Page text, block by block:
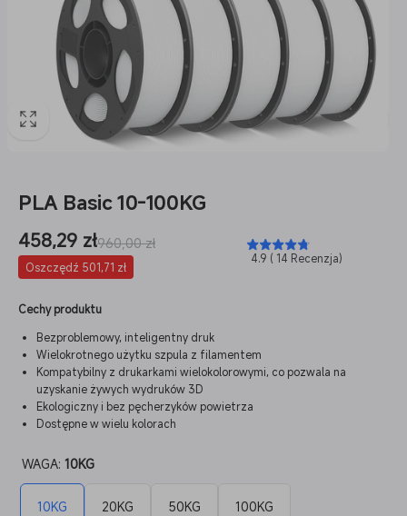
PLA Basic 10-100KG
Cena
sprzedaży
458,29 zł
Cena
regularna
960,00 zł
Oszczędź 501,71 zł
4.9 ( 14 Recenzja)
Cechy produktu
Bezproblemowy, inteligentny druk
Wielokrotnego użytku szpula z filamentem
Kompatybilny z drukarkami wielokolorowymi, co pozwala na
uzyskanie żywych wydruków 3D
Ekologiczny i bez pęcherzyków powietrza
Dostępne w wielu kolorach
WAGA: 10KG
10KG 20KG 50KG 100KG